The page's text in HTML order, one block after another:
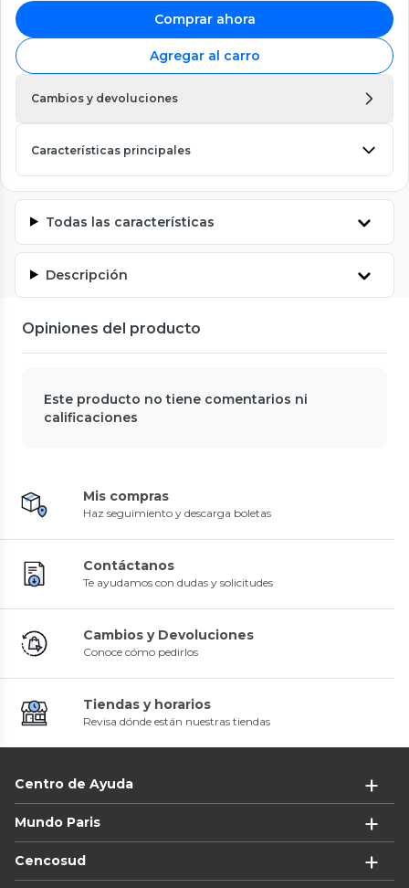
Comprar ahora
Agregar al carro
Cambios y devoluciones
Características principales
Todas las características
Descripción
Opiniones del producto
Este producto no tiene comentarios ni
calificaciones
Mis compras
Haz seguimiento y descarga boletas
Contáctanos
Te ayudamos con dudas y solicitudes
Cambios y Devoluciones
Conoce cómo pedirlos
Tiendas y horarios
Revisa dónde están nuestras tiendas
Centro de Ayuda
Mundo Paris
Cencosud